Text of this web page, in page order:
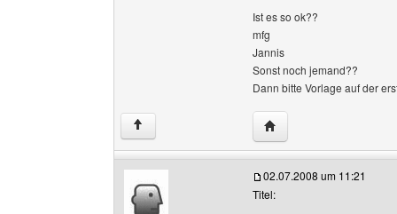
Ist es so ok??
mfg
Jannis
Sonst noch jemand??
Dann bitte Vorlage auf der
↑ Website dieses
02.07.2008 um 11:21
Titel: